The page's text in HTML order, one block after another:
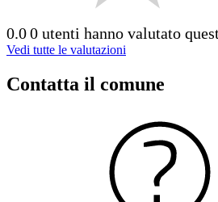
0.00 utenti hanno valutato
Vedi tutte le valutazioni
Contatta il comune